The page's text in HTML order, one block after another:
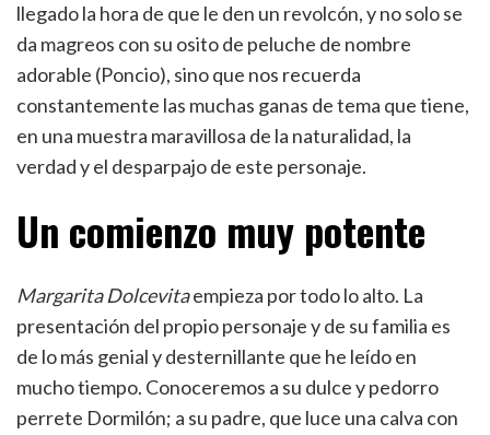
llegado la hora de que le den un revolcón, y no solo se
da magreos con su osito de peluche de nombre
adorable (Poncio), sino que nos recuerda
constantemente las muchas ganas de tema que tiene,
en una muestra maravillosa de la naturalidad, la
verdad y el desparpajo de este personaje.
Un comienzo muy potente
Margarita Dolcevitaempieza por todo lo alto. La
presentación del propio personaje y de su familia es
de lo más genial y desternillante que he leído en
mucho tiempo. Conoceremos a su dulce y pedorro
perrete Dormilón; a su padre, que luce una calva con